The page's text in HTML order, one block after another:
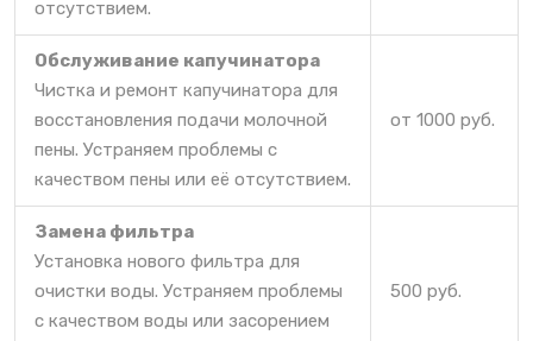
отсутствием.
Обслуживание капучинатора
Чистка и ремонт капучинатора для
восстановления подачи молочной
пены. Устраняем проблемы с
качеством пены или её отсутствием.
от 1000 руб.
Замена фильтра
Установка нового фильтра для
очистки воды. Устраняем проблемы
с качеством воды или засорением
500 руб.